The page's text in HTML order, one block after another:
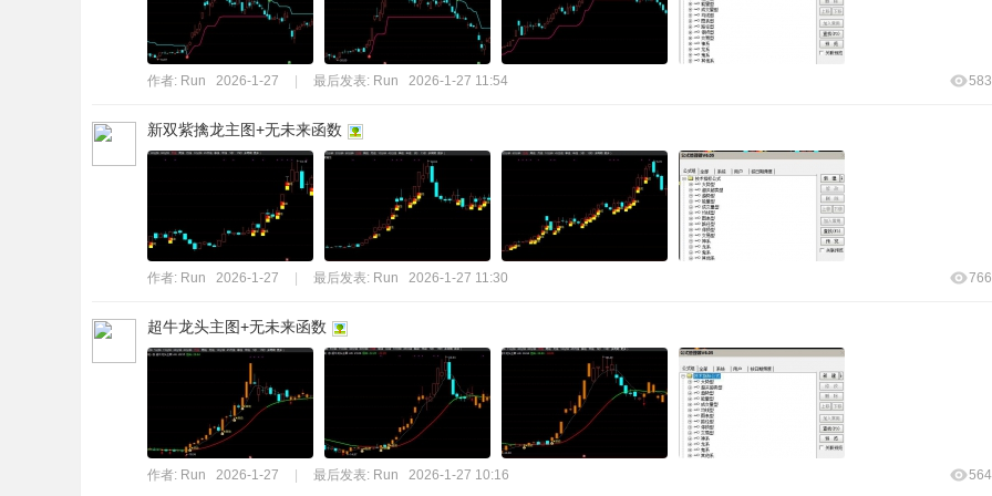
作者: Run 2026-1-27 最后发表: Run 2026-1-27 11:54 583
新双紫擒龙主图+无未来函数
作者: Run 2026-1-27 最后发表: Run 2026-1-27 11:30 766
超牛龙头主图+无未来函数
作者: Run 2026-1-27 最后发表: Run 2026-1-27 10:16 564